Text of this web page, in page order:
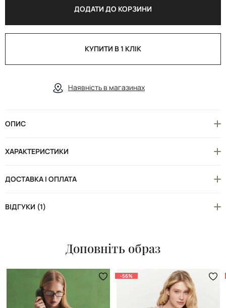
ДОДАТИ ДО КОРЗИНИ
КУПИТИ В 1 КЛІК
Наявність в магазинах
ОПИС
ХАРАКТЕРИСТИКИ
ДОСТАВКА І ОПЛАТА
ВІДГУКИ (1)
Доповніть образ
-56%